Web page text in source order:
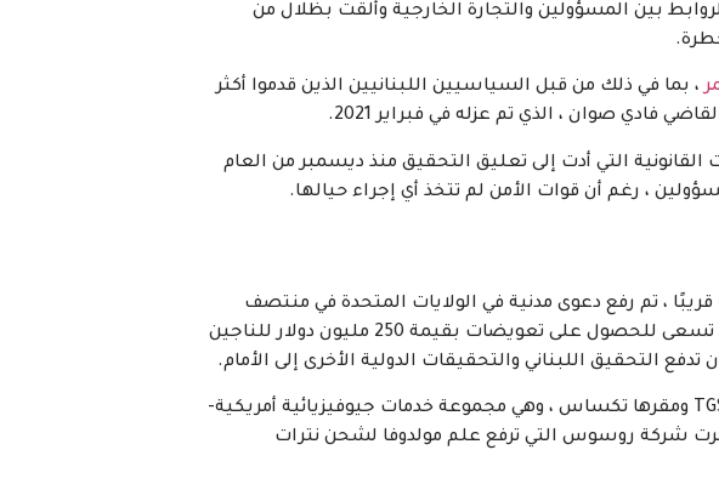
بين المسؤولين والتجارة الخارجية وألقت بظلال من
، بما في ذلك من قبل السياسيين اللبنانيين الذين قدموا أكثر
التي أدت إلى تعليق التحقيق منذ ديسمبر من العام
، رغم أن قوات الأمن لم تتخذ أي إجراء حيالها.
، تم رفع دعوى مدنية في الولايات المتحدة في منتصف
يوليو من قبل منظمة المساءلة الآن ومقرها سويسرا. وهي تسعى للحصول على تعويضات بقيمة 250 مليون دولار للناجين
التحقيق اللبناني والتحقيقات الدولية الأخرى إلى الأمام.
تسعى الدعوى القانونية للحصول على تعويضات من شركة TGS ومقرها تكساس ، وهي مجموعة خدمات جيوفيزيائية أمريكية-
شركة روسوس التي ترفع علم مولدوفا لشحن نترات